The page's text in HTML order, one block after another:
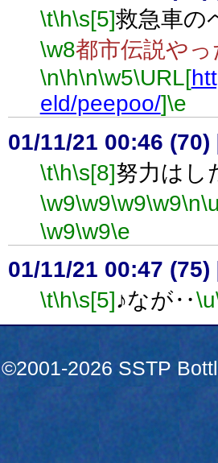
\t\h\s[5]救急車の
\w8都市伝説や
\n\h\n\w5\URL[
eld/peepoo/]\e
01/11/21 00:46 (70)
\t\h\s[8]努力はし
\w9\w9\w9\w9\n
\w9\w9\e
01/11/21 00:47 (75)
\t\h\s[5]♪なが‥\u
©2001-2026 SSTP